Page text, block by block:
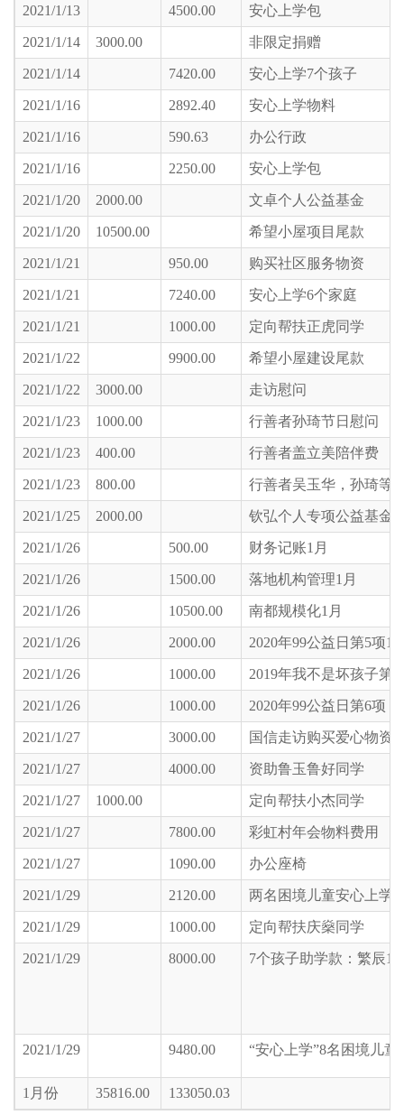
2021/1/13 4500.00 安心上学包
2021/1/14 3000.00 非限定捐赠
2021/1/14 7420.00 安心上学7个孩子
2021/1/16 2892.40 安心上学物料
2021/1/16 590.63 办公行政
2021/1/16 2250.00 安心上学包
2021/1/20 2000.00 文卓个人公益基金
2021/1/20 10500.00 希望小屋项目尾款
2021/1/21 950.00 购买社区服务物资
2021/1/21 7240.00 安心上学6个家庭
2021/1/21 1000.00 定向帮扶正虎同学
2021/1/22 9900.00 希望小屋建设尾款
2021/1/22 3000.00 走访慰问
2021/1/23 1000.00 行善者孙琦节日慰问
2021/1/23 400.00 行善者盖立美陪伴费
2021/1/23 800.00 行善者吴玉华，孙琦等
2021/1/25 2000.00 钦弘个人专项公益基金
2021/1/26 500.00 财务记账1月
2021/1/26 1500.00 落地机构管理1月
2021/1/26 10500.00 南都规模化1月
2021/1/26 2000.00 2020年99公益日第5项1
2021/1/26 1000.00 2019年我不是坏孩子第7
2021/1/26 1000.00 2020年99公益日第6项
2021/1/27 3000.00 国信走访购买爱心物资
2021/1/27 4000.00 资助鲁玉鲁好同学
2021/1/27 1000.00 定向帮扶小杰同学
2021/1/27 7800.00 彩虹村年会物料费用
2021/1/27 1090.00 办公座椅
2021/1/29 2120.00 两名困境儿童安心上学
2021/1/29 1000.00 定向帮扶庆燊同学
2021/1/29 8000.00 7个孩子助学款：繁辰
2021/1/29 9480.00 “安心上学”8名困境儿童
1月份 35816.00 133050.03